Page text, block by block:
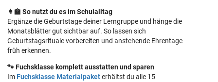
👩‍🏫 So nutzt du es im Schulalltag
Ergänze die Geburtstage deiner Lerngruppe und hänge die
Monatsblätter gut sichtbar auf. So lassen sich
Geburtstagsrituale vorbereiten und anstehende Ehrentage
früh erkennen.
🐾 Fuchsklasse komplett ausstatten und sparen
Im Fuchsklasse Materialpaketerhältst du alle 15